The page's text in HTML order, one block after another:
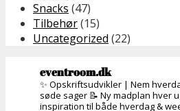
Snacks (47)
Tilbehør(15)
Uncategorized (22)
eventroom.dk
✨ Opskriftsudvikler | Nem
søde sager 📝 Ny madplan hver
inspiration til både hverdag &